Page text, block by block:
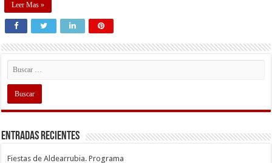
Leer Mas »
Entradas recientes
Fiestas de Aldearrubia. Programa